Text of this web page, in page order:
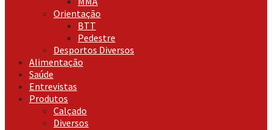
Orientação
BTT
Pedestre
Desportos Diversos
Alimentação
Saúde
Entrevistas
Produtos
Calçado
Diversos